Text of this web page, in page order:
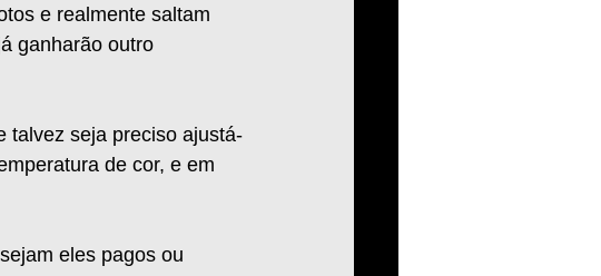
e realmente saltam
ganharão outro
talvez seja preciso ajustá-
de cor, e em
eles pagos ou